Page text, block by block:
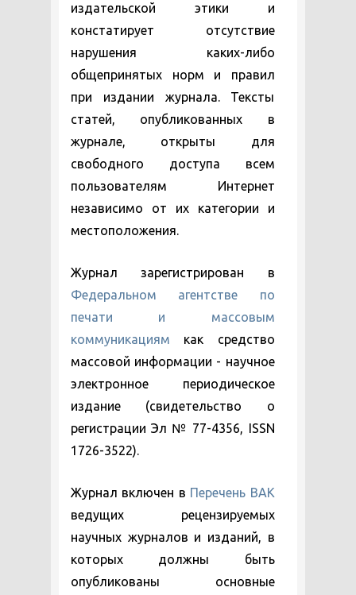
издательской этики и
констатирует отсутствие
нарушения каких-либо
общепринятых норм и правил
при издании журнала. Тексты
статей, опубликованных в
журнале, открыты для
свободного доступа всем
пользователям Интернет
независимо от их категории и
местоположения.
Журнал зарегистрирован в
Федеральном агентстве по
печати и массовым
коммуникациям как средство
массовой информации - научное
электронное периодическое
издание (свидетельство о
регистрации Эл № 77-4356, ISSN
1726-3522).
Журнал включен в Перечень ВАК
ведущих рецензируемых
научных журналов и изданий, в
которых должны быть
опубликованы основные